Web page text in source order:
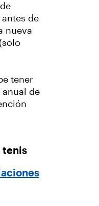
de
nueva
tener
de
tenis